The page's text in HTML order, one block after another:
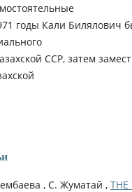
годы Кали Билялович
ССР, затем
, С. Жуматай , THE